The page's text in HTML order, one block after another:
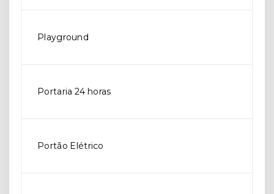
Playground
Portaria 24 horas
Portão Elétrico